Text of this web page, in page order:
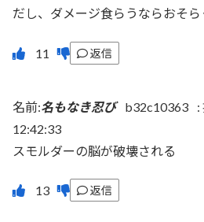
だし、ダメージ食らうならおそ
返信
名前:名もなき忍び b32c10363 :
12:42:33
スモルダーの脳が破壊される
返信